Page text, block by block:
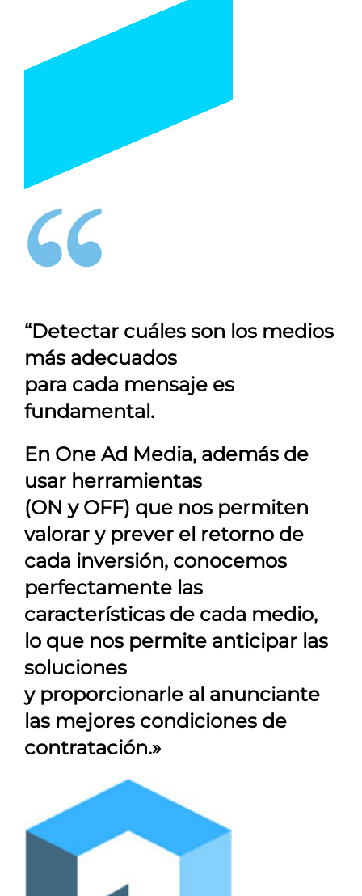
“Detectar cuáles son los medios
más adecuados
para cada mensaje es
fundamental.
En One Ad Media, además de
usar herramientas
(ON y OFF) que nos permiten
valorar y prever el retorno de
cada inversión, conocemos
perfectamente las
características de cada medio,
lo que nos permite anticipar las
soluciones
y proporcionarle al anunciante
las mejores condiciones de
contratación.»